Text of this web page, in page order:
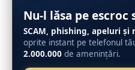
Nu-l lăsa pe escroc
SCAM, phishing, apeluri și
oprite instant pe telefonul
2.000.000 de amenințări.